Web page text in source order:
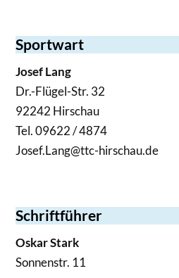
Sportwart
Josef Lang
Dr.-Flügel-Str. 32
92242 Hirschau
Tel. 09622 / 4874
Josef.Lang@ttc-hirschau.de
Schriftführer
Oskar Stark
Sonnenstr. 11